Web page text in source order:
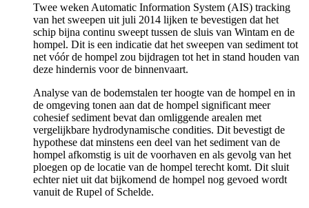
Twee weken Automatic Information System (AIS) tracking
van het sweepen uit juli 2014 lijken te bevestigen dat het
schip bijna continu sweept tussen de sluis van Wintam en de
hompel. Dit is een indicatie dat het sweepen van sediment tot
net vóór de hompel zou bijdragen tot het in stand houden van
deze hindernis voor de binnenvaart.
Analyse van de bodemstalen ter hoogte van de hompel en in
de omgeving tonen aan dat de hompel significant meer
cohesief sediment bevat dan omliggende arealen met
vergelijkbare hydrodynamische condities. Dit bevestigt de
hypothese dat minstens een deel van het sediment van de
hompel afkomstig is uit de voorhaven en als gevolg van het
ploegen op de locatie van de hompel terecht komt. Dit sluit
echter niet uit dat bijkomend de hompel nog gevoed wordt
vanuit de Rupel of Schelde.